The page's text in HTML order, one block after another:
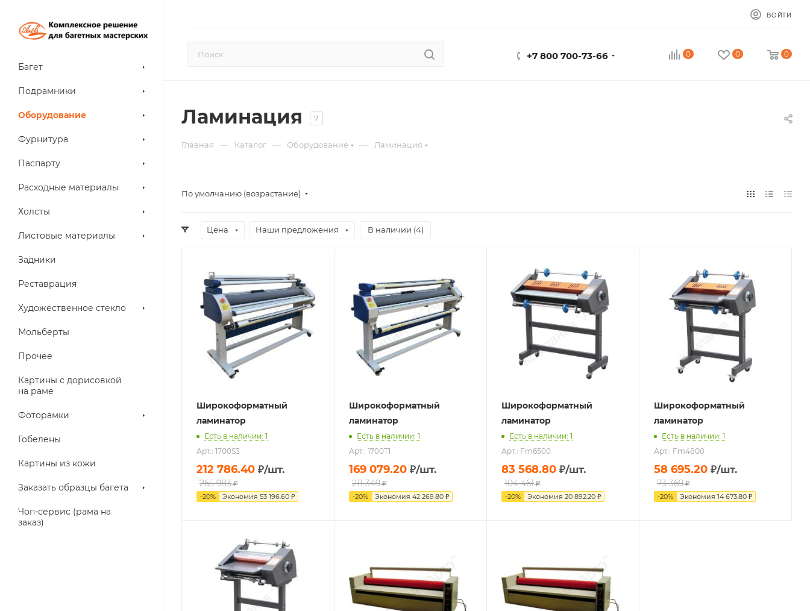
ВОЙТИ
+7 800 700-73-66 0 0 0
Багет
Подрамники
Оборудование
Фурнитура
Паспарту
Расходные материалы
Холсты
Листовые материалы
Задники
Реставрация
Художественное стекло
Мольберты
Прочее
Картины с дорисовкой
на раме
Фоторамки
Гобелены
Картины из кожи
Заказать образцы багета
Чоп-сервис (рама на
заказ)
Ламинация 7
Главная — Каталог — Оборудование — Ламинация
По умолчанию (возрастание)
Цена Наши предложения В наличии (4)
Широкоформатный
ламинатор
Есть в наличии: 1
Арт.: 1700S3
212 786.40 ₽/шт.
265 983₽
-20% Экономия 53 196.60 ₽
Широкоформатный
ламинатор
Есть в наличии: 1
Арт.: 1700T1
169 079.20 ₽/шт.
211 349₽
-20% Экономия 42 269.80 ₽
Широкоформатный
ламинатор
Есть в наличии: 1
Арт.: Fm6500
83 568.80 ₽/шт.
104 461₽
-20% Экономия 20 892.20 ₽
Широкоформатный
ламинатор
Есть в наличии: 1
Арт.: Fm4800
58 695.20 ₽/шт.
73 369₽
-20% Экономия 14 673.80 ₽